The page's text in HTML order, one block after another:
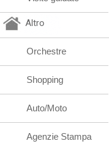
Altro
Orchestre
Shopping
Auto/Moto
Agenzie Stampa